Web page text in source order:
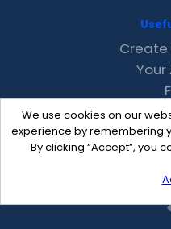
We use cookies on our
experience by remembering
By clicking “Accept”, you
Create